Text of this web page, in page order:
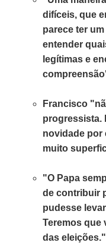
difíceis, que
parece ter
entender
legítimas e
Francisco
progressista.
novidade por
muito
"O Papa
de contribuir
pudesse
Teremos que
das eleições."